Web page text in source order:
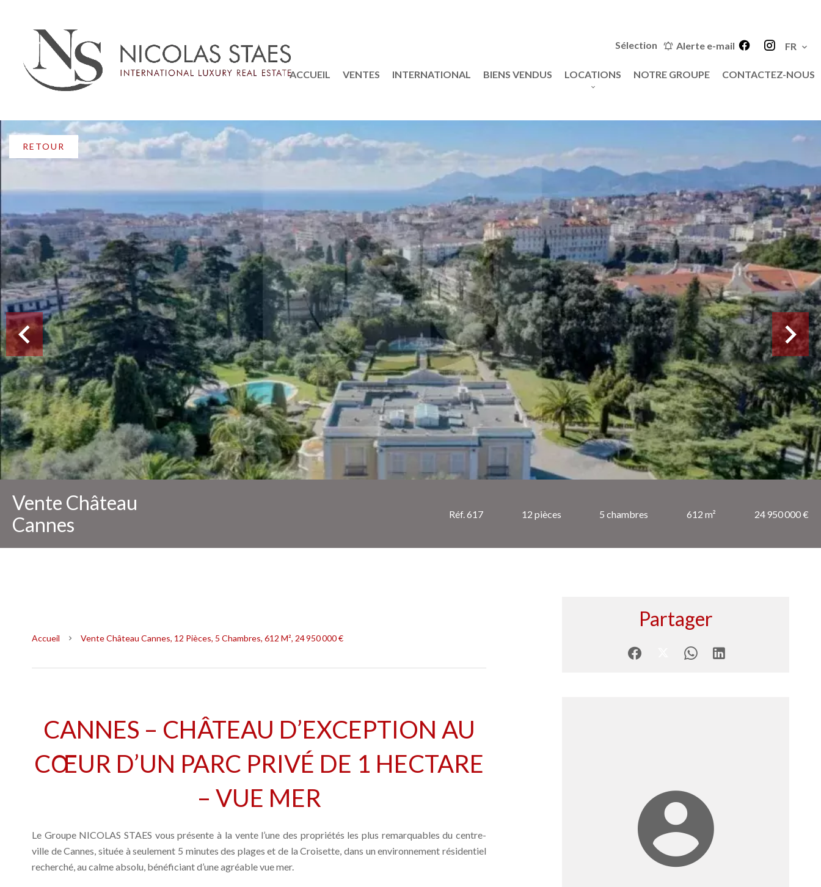
Sélection Alerte e-mail FR
ACCUEIL VENTES INTERNATIONAL BIENS VENDUS LOCATIONS NOTRE GROUPE CONTACTEZ-NOUS
Vente Château
Cannes
Réf. 617 12 pièces 5 chambres 612 m² 24 950 000 €
RETOUR
Accueil Vente Château Cannes, 12 Pièces, 5 Chambres, 612 M², 24 950 000 €
CANNES – CHÂTEAU D’EXCEPTION AU
CŒUR D’UN PARC PRIVÉ DE 1 HECTARE
– VUE MER
Le Groupe NICOLAS STAES vous présente à la vente l’une des propriétés les plus remarquables du centre-
ville de Cannes, située à seulement 5 minutes des plages et de la Croisette, dans un environnement résidentiel
recherché, au calme absolu, bénéficiant d’une agréable vue mer.
Partager